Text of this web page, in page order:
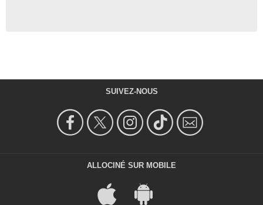
SUIVEZ-NOUS
ALLOCINÉ SUR MOBILE